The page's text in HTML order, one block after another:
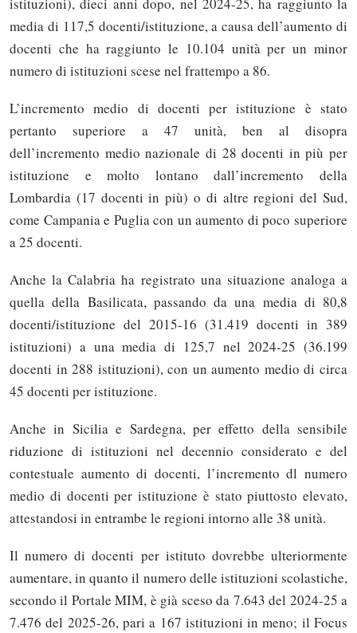
media di 117,5 docenti/istituzione, a causa dell’aumento di
docenti che ha raggiunto le 10.104 unità per un minor
numero di istituzioni scese nel frattempo a 86.
L’incremento medio di docenti per istituzione è stato
pertanto superiore a 47 unità, ben al disopra
dell’incremento medio nazionale di 28 docenti in più per
istituzione e molto lontano dall’incremento della
Lombardia (17 docenti in più) o di altre regioni del Sud,
come Campania e Puglia con un aumento di poco superiore
a 25 docenti.
Anche la Calabria ha registrato una situazione analoga a
quella della Basilicata, passando da una media di 80,8
docenti/istituzione del 2015-16 (31.419 docenti in 389
istituzioni) a una media di 125,7 nel 2024-25 (36.199
docenti in 288 istituzioni), con un aumento medio di circa
45 docenti per istituzione.
Anche in Sicilia e Sardegna, per effetto della sensibile
riduzione di istituzioni nel decennio considerato e del
contestuale aumento di docenti, l’incremento dl numero
medio di docenti per istituzione è stato piuttosto elevato,
attestandosi in entrambe le regioni intorno alle 38 unità.
Il numero di docenti per istituto dovrebbe ulteriormente
aumentare, in quanto il numero delle istituzioni scolastiche,
secondo il Portale MIM, è già sceso da 7.643 del 2024-25 a
7.476 del 2025-26, pari a 167 istituzioni in meno; il Focus